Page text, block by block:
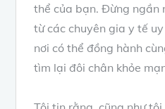
thể của bạn. Đừng ngần
từ các chuyên gia y tế
nơi có thể đồng hành
tìm lại đôi chân khỏe